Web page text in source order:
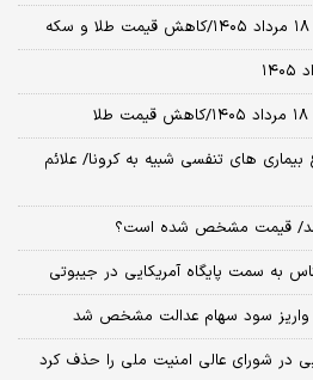
بیماری‌ های تنفسی شبیه به کرونا/ علائم
شد/ قیمت مشخص شده است؟
به سمت پایگاه آمریکایی در جیبوتی
واریز سود سهام عدالت مشخص شد
در شورای عالی امنیت ملی را حذف کرد